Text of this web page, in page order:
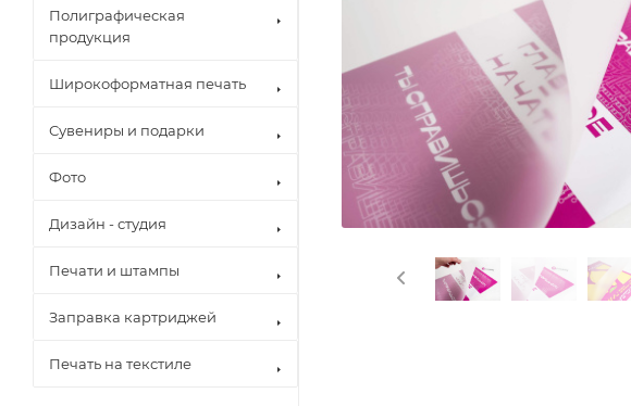
Полиграфическая
продукция
Широкоформатная печать
Сувениры и подарки
Фото
Дизайн - студия
Печати и штампы
Заправка картриджей
Печать на текстиле